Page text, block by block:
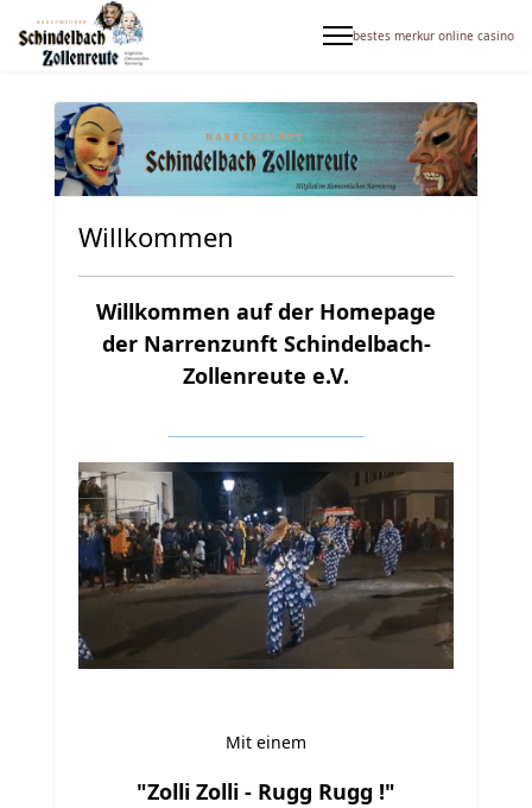
bestes merkur online casino
Willkommen
Willkommen auf der Homepage
der Narrenzunft Schindelbach-
Zollenreute e.V.
Mit einem
"Zolli Zolli - Rugg Rugg !"